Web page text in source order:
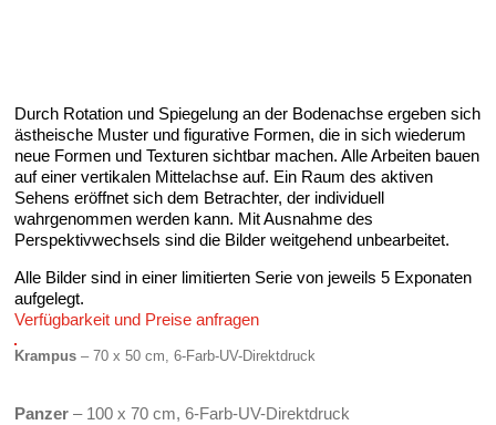
Durch Rotation und Spiegelung an der Bodenachse ergeben sich
ästheische Muster und figurative Formen, die in sich wiederum
neue Formen und Texturen sichtbar machen. Alle Arbeiten bauen
auf einer vertikalen Mittelachse auf. Ein Raum des aktiven
Sehens eröffnet sich dem Betrachter, der individuell
wahrgenommen werden kann. Mit Ausnahme des
Perspektivwechsels sind die Bilder weitgehend unbearbeitet.
Alle Bilder sind in einer limitierten Serie von jeweils 5 Exponaten
aufgelegt.
Verfügbarkeit und Preise anfragen
Krampus – 70 x 50 cm, 6-Farb-UV-Direktdruck
Panzer – 100 x 70 cm, 6-Farb-UV-Direktdruck